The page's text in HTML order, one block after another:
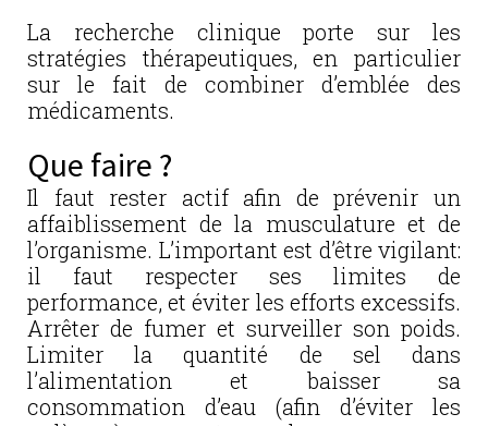
La recherche clinique porte sur les
stratégies thérapeutiques, en particulier
sur le fait de combiner d’emblée des
médicaments.
Que faire ?
Il faut rester actif afin de prévenir un
affaiblissement de la musculature et de
l’organisme. L’important est d’être vigilant:
il faut respecter ses limites de
performance, et éviter les efforts excessifs.
Arrêter de fumer et surveiller son poids.
Limiter la quantité de sel dans
l’alimentation et baisser sa
consommation d’eau (afin d’éviter les